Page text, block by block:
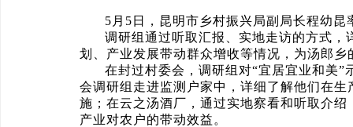
5月5日，昆明市乡村振兴局副局长程幼
调研组通过听取汇报、实地走访的方式
划、产业发展带动群众增收等情况，为汤郎乡
在封过村委会，调研组对“宜居宜业和美
会调研组走进监测户家中，详细了解他们在
施；在云之汤酒厂，通过实地察看和听取介
产业对农户的带动效益。